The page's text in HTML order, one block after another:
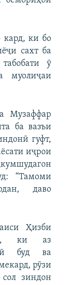
ки бо
сахт ба
ӯ
муолиҷаи
Музаффар
ба вазъи
гуфт,
иҷрои
“Тамоми
даво
Ҳизби
ки аз
буд ва
рӯзи
зиндон